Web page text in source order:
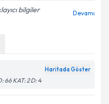
bilgiler
Devamı
Haritada Göster
66 KAT: 2 D: 4